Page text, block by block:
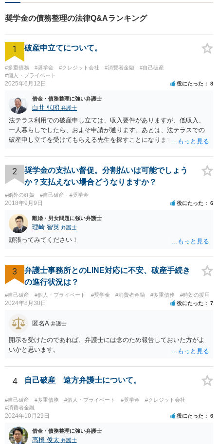
奨学金の債務整理の法律Q&Aランキング
1 破産申立てについて。
#多重債務 #奨学金 #クレジット会社 #消費者金融
#自己破産
#個人・プライベート
2025年6月12日 役にたった 8
借金・債務整理に強い弁護士
白井 弘昭 弁護士
法テラス利用での破産申し立ては、収入要件がありますが、低収入、
一人暮らしでしたら、およそ申請が通ります。あとは、法テラスでの
破産申し立てを受けてもらえる先生を探すことになります。 また、法
替えてくれます。申立資料がそろっていれば、速やかに申立てが可能
だと思いますので、収入要件を検討の上、法テラスで破産申し立て可
能な弁護士を探してみてください。
2
奨学金の支払い督促。分割払いは可能でしょう
か？支払えない場合どうなりますか？
#婚外の妊娠 #自己破産 #奨学金
2018年9月9日 役にたった 6
離婚・男女問題に強い弁護士
理崎 智英 弁護士
頑張ってみてください！
3
弁護士事務所とのLINE対応に不安、破産手続き
の進行状況は？
#自己破産 #個人・プライベート #奨学金 #消費者金融 #多重債務 #時効の援用
2024年8月30日 役にたった 7
匿名A 弁護士
開示を受けたのであれば、弁護士には念のため報告しておいた方がよ
いかと思います。
4 自己破産 遠方弁護士について。
#自己破産 #多重債務 #個人・プライベート #奨学金
#クレジット会社
#消費者金融
2024年10月29日 役にたった 6
借金・債務整理に強い弁護士
髙橋 俊太 弁護士